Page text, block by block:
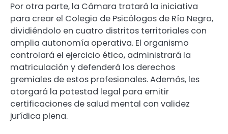
Por otra parte, la Cámara tratará la iniciativa
para crear el Colegio de Psicólogos de Río Negro,
dividiéndolo en cuatro distritos territoriales con
amplia autonomía operativa. El organismo
controlará el ejercicio ético, administrará la
matriculación y defenderá los derechos
gremiales de estos profesionales. Además, les
otorgará la potestad legal para emitir
certificaciones de salud mental con validez
jurídica plena.